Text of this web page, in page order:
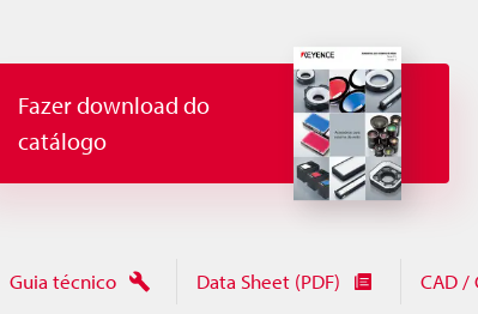
Fazer download do
catálogo
Guia técnico Data Sheet (PDF) CAD /